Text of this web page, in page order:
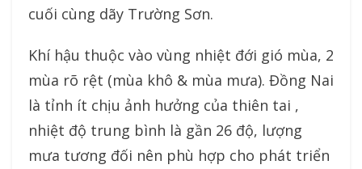
cuối cùng dãy Trường Sơn.
Khí hậu thuộc vào vùng nhiệt đới gió mùa, 2
mùa rõ rệt (mùa khô & mùa mưa). Đồng Nai
là tỉnh ít chịu ảnh hưởng của thiên tai ,
nhiệt độ trung bình là gần 26 độ, lượng
mưa tương đối nên phù hợp cho phát triển